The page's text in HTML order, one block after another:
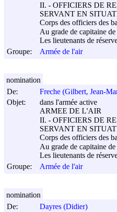
II. - OFFICIERS DE
SERVANT EN
Corps des officiers des
Au grade de capitaine de
Les lieutenants de
Groupe:
Armée de l'air
De:
Freche (Gilbert, Jean-
Objet:
dans l'armée active
ARMEE DE L'AIR
II. - OFFICIERS DE
SERVANT EN
Corps des officiers des
Au grade de capitaine de
Les lieutenants de
Groupe:
Armée de l'air
nomination
De:
Dayres (Didier)
nomination